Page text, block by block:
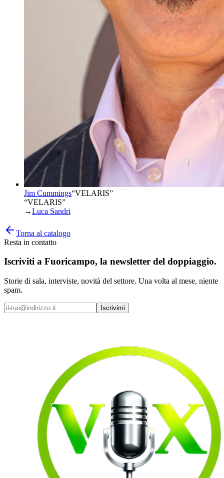
Jim Cummings“VELARIS”
“VELARIS”
→Luca Sandri
Torna al catalogo
Resta in contatto
Iscriviti a Fuoricampo, la newsletter del doppiaggio.
Storie di sala, interviste, novità del settore. Una volta al mese, niente
spam.
Iscrivimi